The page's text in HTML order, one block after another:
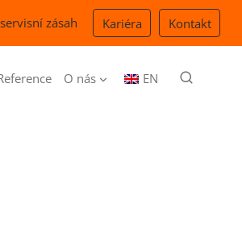
zásah Kariéra Kontakt
O nás EN